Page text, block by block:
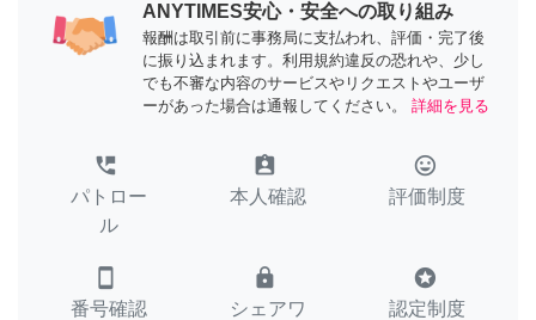
ANYTIMES安心・安全への取り組み
報酬は取引前に事務局に支払われ、評価・完了後
に振り込まれます。利用規約違反の恐れや、少し
でも不審な内容のサービスやリクエストやユーザ
ーがあった場合は通報してください。
詳細を見る
perm_phone_msg
パトロー
ル
assignment_ind
本人確認
tag_faces
評価制度
smartphone
番号確認
lock
シェアワ
stars
認定制度